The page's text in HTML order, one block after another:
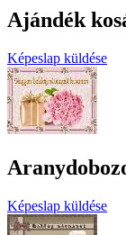
Ajándék
Képeslap küldése
Képeslap küldése